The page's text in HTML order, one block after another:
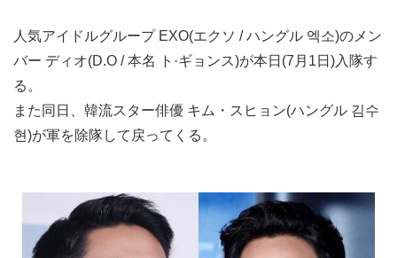
人気アイドルグループ EXO(エクソ / ハングル 엑소)のメン
バー ディオ(D.O / 本名 ト·ギョンス)が本日(7月1日)入隊す
る。
また同日、韓流スター俳優 キム・スヒョン(ハングル 김수
현)が軍を除隊して戻ってくる。